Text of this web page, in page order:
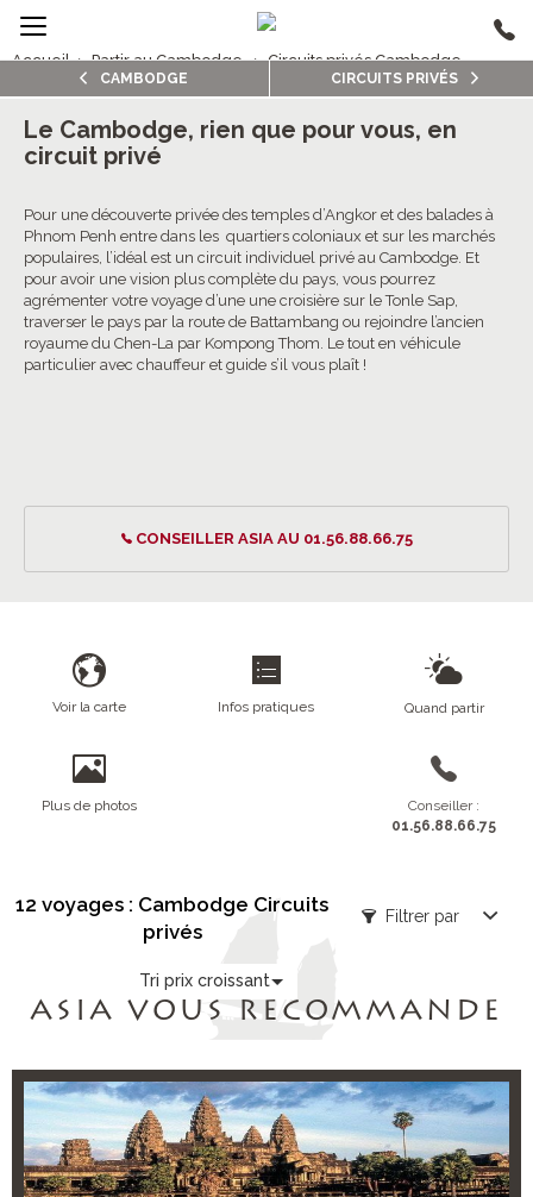
Accueil› Partir au Cambodge› Circuits privés Cambodge
2/5
Circuits privés Cambodge
4.8/5 (18 avis clients)
Le Cambodge, rien que pour vous, en
circuit privé
Pour une découverte privée des temples d’Angkor et des balades à
Phnom Penh entre dans les quartiers coloniaux et sur les marchés
populaires, l’idéal est un circuit individuel privé au Cambodge. Et
pour avoir une vision plus complète du pays, vous pourrez
agrémenter votre voyage d’une une croisière sur le Tonle Sap,
traverser le pays par la route de Battambang ou rejoindre l’ancien
royaume du Chen-La par Kompong Thom. Le tout en véhicule
particulier avec chauffeur et guide s’il vous plaît !
CONSEILLER ASIA AU 01.56.88.66.75
Voir la carte Infos pratiques Quand partir
Plus de photos
Conseiller :
01.56.88.66.75
CAMBODGE CIRCUITS PRIVÉS
12 voyages : Cambodge Circuits
privés
Tri prix croissant
Filtrer par
ASIA VOUS RECOMMANDE